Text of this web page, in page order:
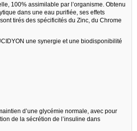
100% assimilable par l’organisme. Obtenu
dans une eau purifiée, ses effets
tirés des spécificités du Zinc, du Chrome
une synergie et une biodisponibilité
d’une glycémie normale, avec pour
de la sécrétion de l’insuline dans